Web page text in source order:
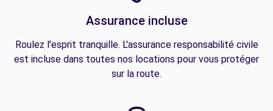
Assurance incluse
Roulez l'esprit tranquille. L'assurance responsabilité civile
est incluse dans toutes nos locations pour vous protéger
sur la route.